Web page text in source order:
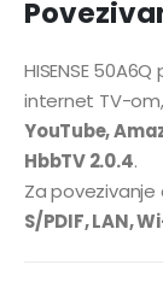
HISENSE
internet TV-
YouTube,
HbbTV 2.0.4.
Za povezivanje
S/PDIF, LAN,